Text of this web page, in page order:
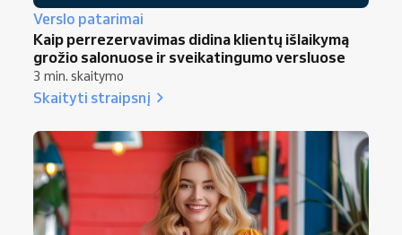
Verslo patarimai
Kaip perrezervavimas didina klientų išlaikymą
grožio salonuose ir sveikatingumo versluose
3 min. skaitymo
Skaityti straipsnį